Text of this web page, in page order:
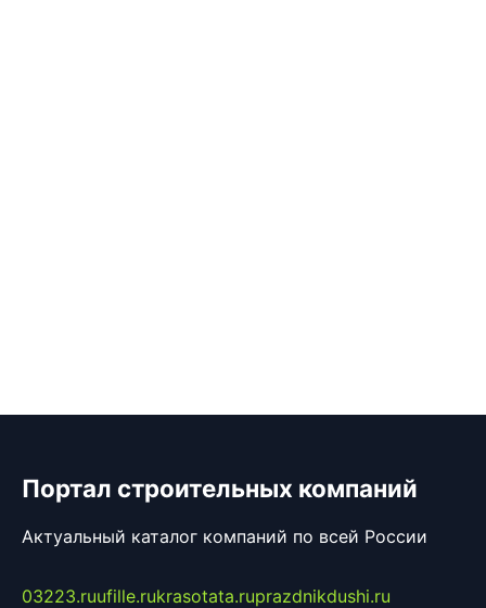
Портал строительных компаний
Актуальный каталог компаний по всей России
03223.ruufille.rukrasotata.ruprazdnikdushi.ru